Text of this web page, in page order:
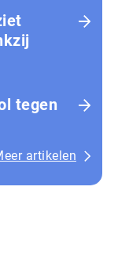
tegen
artikelen